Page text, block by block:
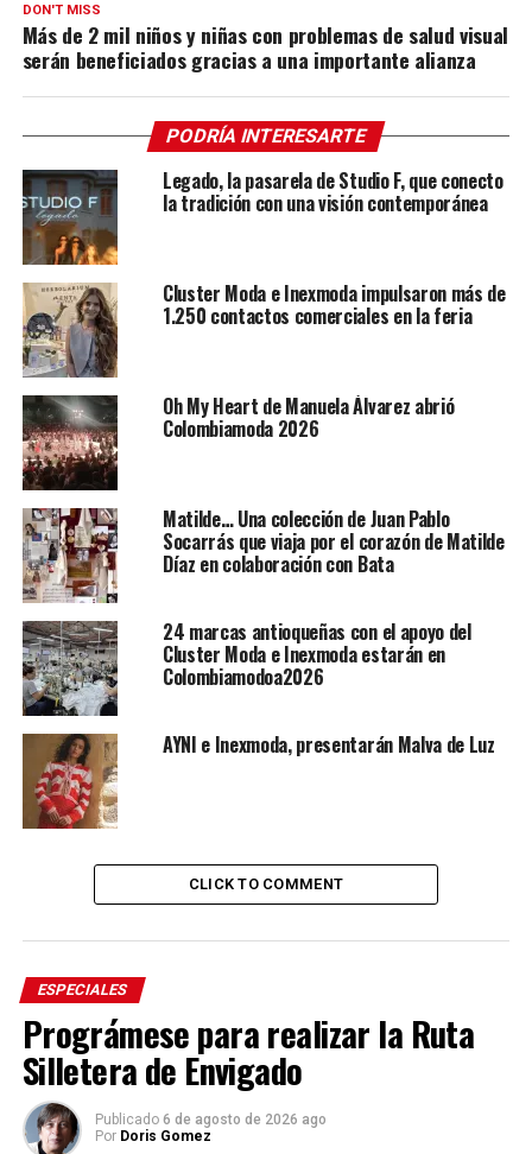
DON'T MISS
Más de 2 mil niños y niñas con problemas de salud visual
serán beneficiados gracias a una importante alianza
PODRÍA INTERESARTE
Legado, la pasarela de Studio F, que conecto
la tradición con una visión contemporánea
Cluster Moda e Inexmoda impulsaron más de
1.250 contactos comerciales en la feria
Oh My Heart de Manuela Álvarez abrió
Colombiamoda 2026
Matilde… Una colección de Juan Pablo
Socarrás que viaja por el corazón de Matilde
Díaz en colaboración con Bata
24 marcas antioqueñas con el apoyo del
Cluster Moda e Inexmoda estarán en
Colombiamodoa2026
AYNI e Inexmoda, presentarán Malva de Luz
CLICK TO COMMENT
ESPECIALES
Prográmese para realizar la Ruta
Silletera de Envigado
Publicado 6 de agosto de 2026 ago
Por Doris Gomez